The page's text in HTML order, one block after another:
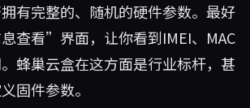
有完整的、随机的硬件参数。最好
查看”界面，让你看到IMEI、MAC
蜂巢云盒在这方面是行业标杆，甚
固件参数。